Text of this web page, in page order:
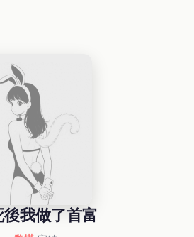
後我做了首富